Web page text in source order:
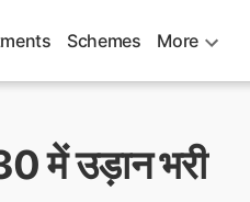
Schemes More
में उड़ान भरी